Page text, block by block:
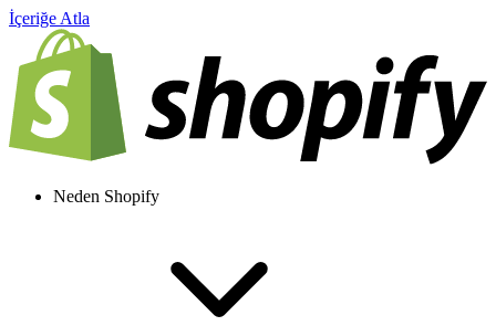
İçeriğe Atla
Neden Shopify